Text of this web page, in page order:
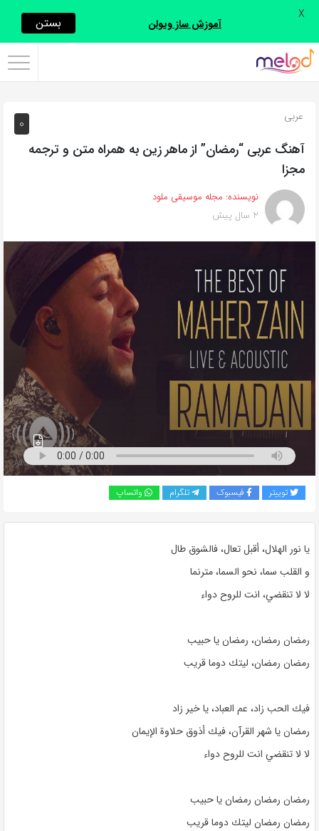
اشتراک
با
روش‌های
زیر
این
صفحه
را
دوستان
خود
به
اشتراک
بگذارید.
کپی
لینک
0 عربی
آهنگ عربی “رمضان” از ماهر زین به همراه متن و ترجمه
مجزا
نویسنده: مجله موسیقی ملود
2 سال پیش
توییتر فیسبوک تلگرام واتساپ
يا نور الهلال، أقبل تعال، فالشوق طال
و القلب سما، نحو السما، مترنما
لا لا تنقضي، انت للروح دواء
رمضان رمضان، رمضان يا حبيب
رمضان رمضان، ليتك دوما قريب
فيك الحب زاد، عم العباد، يا خير زاد
رمضان يا شهر القرآن، فيك أذوق حلاوة الإيمان
لا لا تنقضي انت للروح دواء
رمضان رمضان رمضان يا حبيب
رمضان رمضان ليتك دوما قريب
آموزش ساز ویولن بستن X